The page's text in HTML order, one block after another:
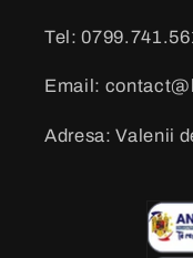
Tel:
Email:
Adresa: Valenii